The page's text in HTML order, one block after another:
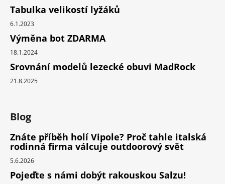
Tabulka velikostí lyžáků
6.1.2023
Výměna bot ZDARMA
18.1.2024
Srovnání modelů lezecké obuvi MadRock
21.8.2025
Blog
Znáte příběh holí Vipole? Proč tahle italská
rodinná firma válcuje outdoorový svět
5.6.2026
Pojeďte s námi dobýt rakouskou Salzu!